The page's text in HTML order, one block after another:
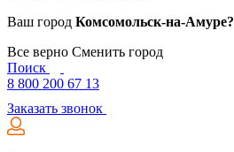
Ваш город Комсомольск-на-Амуре?
Все верно Сменить город
Поиск
8 800 200 67 13
Заказать звонок